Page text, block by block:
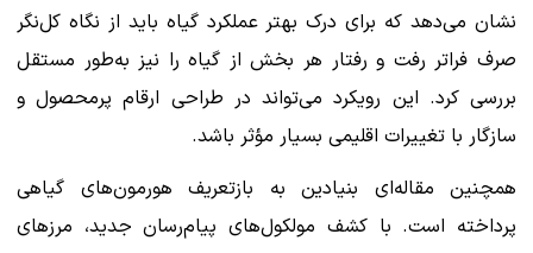
نشان می‌دهد که برای درک بهتر عملکرد گیاه باید از نگاه کل‌نگر
صرف فراتر رفت و رفتار هر بخش از گیاه را نیز به‌طور مستقل
بررسی کرد. این رویکرد می‌تواند در طراحی ارقام پرمحصول و
سازگار با تغییرات اقلیمی بسیار مؤثر باشد.
همچنین مقاله‌ای بنیادین به بازتعریف هورمون‌های گیاهی
پرداخته است. با کشف مولکول‌های پیام‌رسان جدید، مرزهای